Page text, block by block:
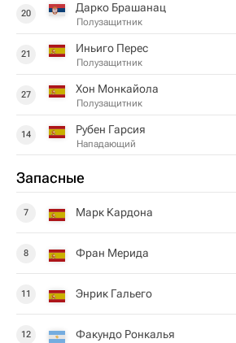
20 Дарко Брашанац
Полузащитник
21 Иньиго Перес
Полузащитник
27 Хон Монкайола
Полузащитник
14 Рубен Гарсия
Нападающий
Запасные
7 Марк Кардона
8 Фран Мерида
11 Энрик Гальего
12 Факундо Ронкалья